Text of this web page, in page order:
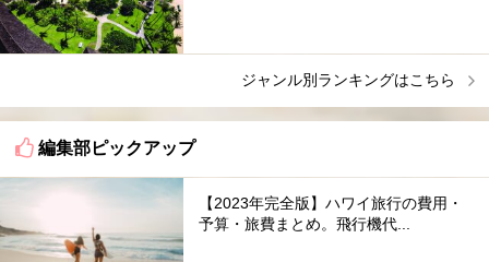
ジャンル別ランキングはこちら
編集部ピックアップ
【2023年完全版】ハワイ旅行の費用・
予算・旅費まとめ。飛行機代...